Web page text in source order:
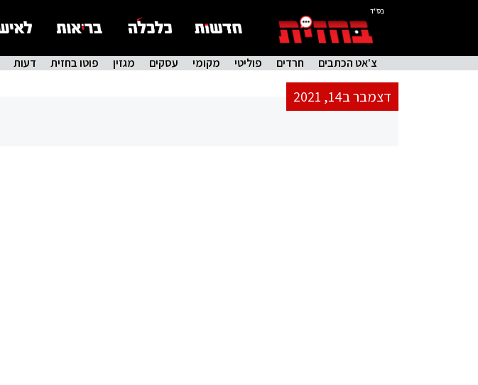
בס"ד
צ'אט הכתבים חרדים פוליטי מקומי עסקים מגזין פוטו בחזית דעות
דצמבר ב14, 2021